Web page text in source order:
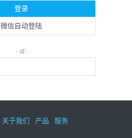
登录
微信自动登陆
- 或 -
关于我们 产品 服务